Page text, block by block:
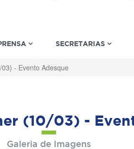
SECRETARIAS
- Evento Adesque
(10/03) -
Galeria de Imagens